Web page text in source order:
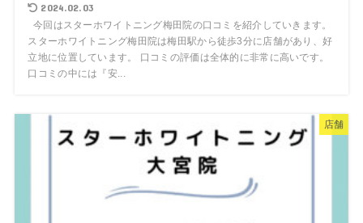
2024.02.03
今回はスターホワイトニング梅田院の口コミを紹介していきます。
スターホワイトニング梅田院は梅田駅から徒歩3分に店舗があり、好
立地に位置しています。 口コミの評価は全体的に非常に高いです。
口コミの中には『安...
店舗